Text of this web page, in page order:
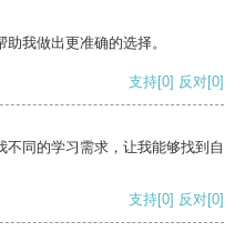
我做出更准确的选择。
支持[0] 反对[0]
同的学习需求，让我能够找到自
支持[0] 反对[0]